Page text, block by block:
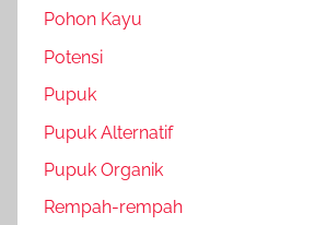
Pohon Kayu
Potensi
Pupuk
Pupuk Alternatif
Pupuk Organik
Rempah-rempah